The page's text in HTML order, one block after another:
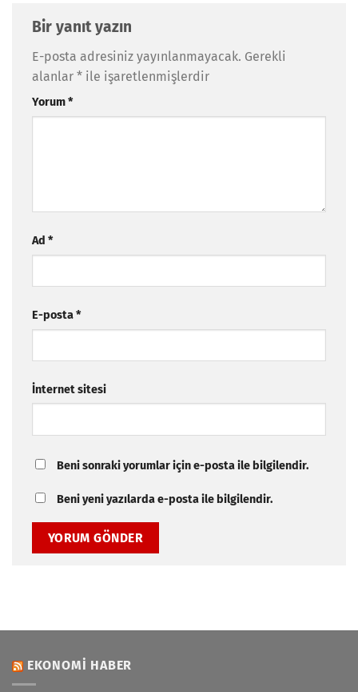
Bir yanıt yazın
E-posta adresiniz yayınlanmayacak. Gerekli
alanlar * ile işaretlenmişlerdir
Yorum*
Ad *
E-posta*
İnternet sitesi
Beni sonraki yorumlar için e-posta ile bilgilendir.
Beni yeni yazılarda e-posta ile bilgilendir.
EKONOMI HABER